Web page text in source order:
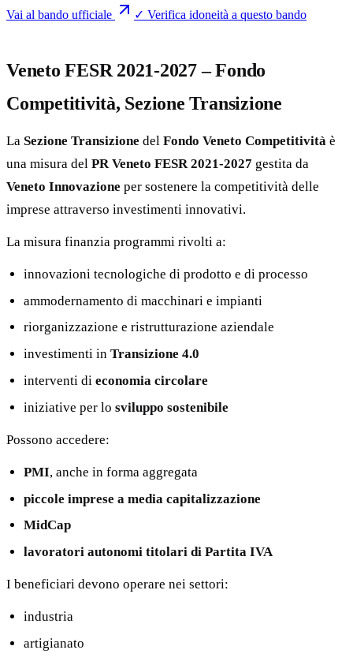
Vai al bando ufficiale
✓ Verifica idoneità a questo bando
Veneto FESR 2021-2027 – Fondo
Competitività, Sezione Transizione
La Sezione Transizione del Fondo Veneto Competitività è
una misura del PR Veneto FESR 2021-2027 gestita da
Veneto Innovazione per sostenere la competitività delle
imprese attraverso investimenti innovativi.
La misura finanzia programmi rivolti a:
innovazioni tecnologiche di prodotto e di processo
ammodernamento di macchinari e impianti
riorganizzazione e ristrutturazione aziendale
investimenti inTransizione 4.0
interventi dieconomia circolare
iniziative per losviluppo sostenibile
Possono accedere:
PMI, anche in forma aggregata
piccole imprese a media capitalizzazione
MidCap
lavoratori autonomi titolari di Partita IVA
I beneficiari devono operare nei settori:
industria
artigianato